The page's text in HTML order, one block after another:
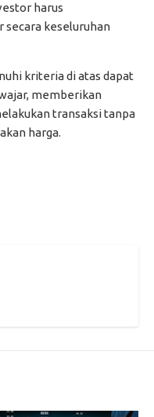
harus
secara keseluruhan
kriteria di atas dapat
memberikan
transaksi tanpa
harga.